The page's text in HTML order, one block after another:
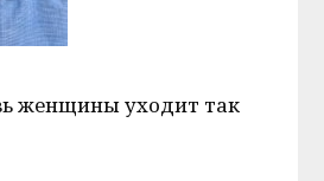
женщины уходит так